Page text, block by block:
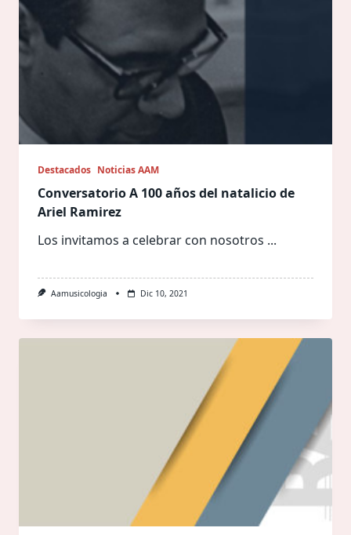
Destacados Noticias AAM
Conversatorio A 100 años del natalicio de
Ariel Ramirez
Los invitamos a celebrar con nosotros ...
Aamusicologia Dic 10, 2021